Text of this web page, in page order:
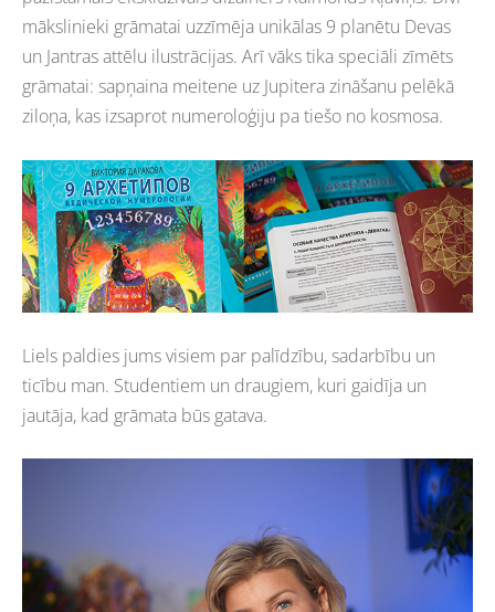
mākslinieki grāmatai uzzīmēja unikālas 9 planētu Devas
un Jantras attēlu ilustrācijas. Arī vāks tika speciāli zīmēts
grāmatai: sapņaina meitene uz Jupitera zināšanu pelēkā
ziloņa, kas izsaprot numeroloģiju pa tiešo no kosmosa.
Liels paldies jums visiem par palīdzību, sadarbību un
ticību man. Studentiem un draugiem, kuri gaidīja un
jautāja, kad grāmata būs gatava.